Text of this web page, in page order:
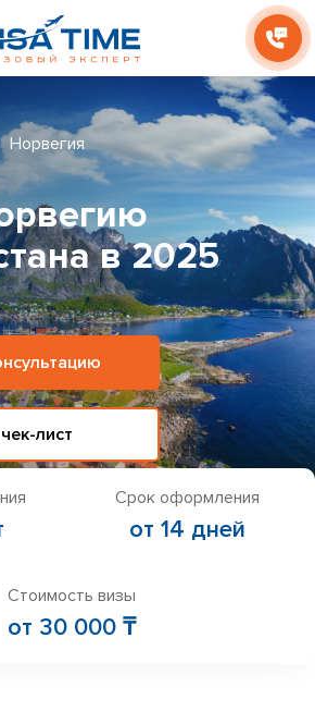
Норвегия
в 2025
лист
Срок оформления
от 14 дней
Стоимость визы
от 30 000 ₸